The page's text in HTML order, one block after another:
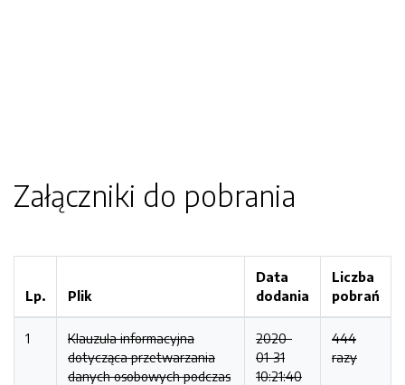
Załączniki do pobrania
Lp. Plik
Data
dodania
Liczba
pobrań
1
Klauzula informacyjna
dotycząca przetwarzania
danych osobowych podczas
2020-
01-31
10:21:40
444
razy